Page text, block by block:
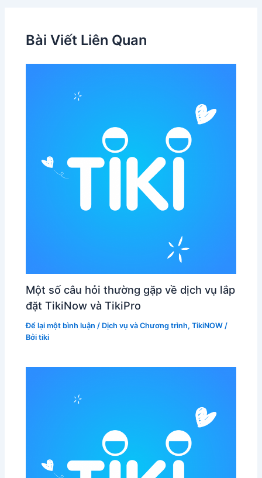
Bài Viết Liên Quan
Một số câu hỏi thường gặp về dịch vụ lắp
đặt TikiNow và TikiPro
Để lại một bình luận / Dịch vụ và Chương trình,TikiNOW /
Bởitiki